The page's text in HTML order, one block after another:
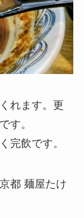
れます。更
す。
完飲です。
都 麺屋たけ